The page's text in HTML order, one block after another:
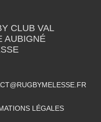
CLUB VAL
AUBIGNÉ
LÉGALES